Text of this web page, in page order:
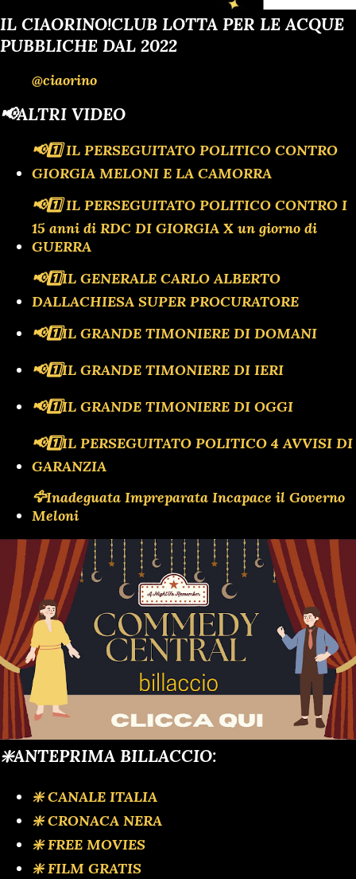
Francia Channel regardez aussi 🇪🇦🔔La noticia del día |
espana Channel | CiaoRinoTV1 mira también BARBUTO'S24
@influencerpolitical #matteorenzi #silvioberlusconi
#sergiomattarella #irenepivetti #gianniletta ...
IL CIAORINO!CLUB LOTTA PER LE ACQUE
PUBBLICHE DAL 2022
@ciaorino
📢ALTRI VIDEO
📢1️⃣ IL PERSEGUITATO POLITICO CONTRO
GIORGIA MELONI E LA CAMORRA
📢1️⃣ IL PERSEGUITATO POLITICO CONTRO I
15 anni di RDC DI GIORGIA X un giorno di
GUERRA
📢1️⃣IL GENERALE CARLO ALBERTO
DALLACHIESA SUPER PROCURATORE
📢1️⃣IL GRANDE TIMONIERE DI DOMANI
📢1️⃣IL GRANDE TIMONIERE DI IERI
📢1️⃣IL GRANDE TIMONIERE DI OGGI
📢1️⃣IL PERSEGUITATO POLITICO 4 AVVISI DI
GARANZIA
🦅Inadeguata Impreparata Incapace il Governo
Meloni
❇️ANTEPRIMA BILLACCIO:
❇️ CANALE ITALIA
❇️ CRONACA NERA
❇️ FREE MOVIES
❇️ FILM GRATIS